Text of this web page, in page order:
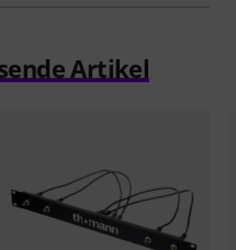
Artikel